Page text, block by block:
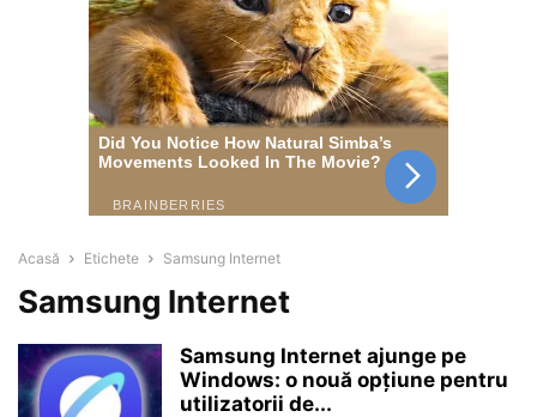
Acasă Etichete Samsung Internet
Samsung Internet
Samsung Internet ajunge pe
Windows: o nouă opțiune pentru
utilizatorii de...